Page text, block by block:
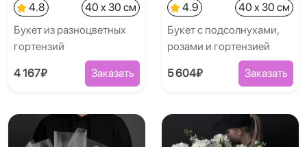
4.8
40 x 30 см
Букет из разноцветных
гортензий
4 167₽ Заказать
4.9
40 x 30 см
Букет с подсолнухами,
розами и гортензией
5 604₽ Заказать